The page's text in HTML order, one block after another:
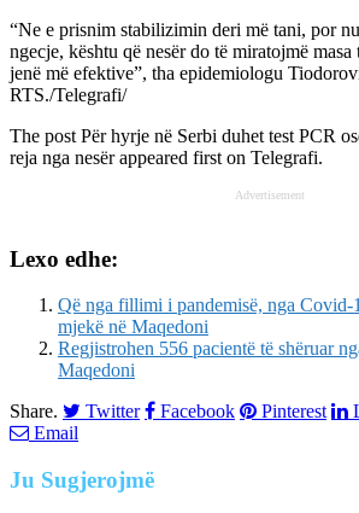
“Ne e prisnim stabilizimin deri më tani, por
ngecje, kështu që nesër do të miratojmë
jenë më efektive”, tha epidemiologu
RTS./Telegrafi/
The post Për hyrje në Serbi duhet test PCR
reja nga nesërappeared first on Telegrafi.
Advertisement
Lexo edhe:
Që nga fillimi i pandemisë, nga Covid-
mjekë në Maqedoni
Regjistrohen 556 pacientë të shëruar
Maqedoni
Share.
Twitter Facebook Pinterest
Email
Ju Sugjerojmë